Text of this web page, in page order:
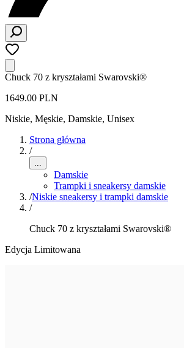
Chuck 70 z kryształami Swarovski®
1649.00 PLN
Niskie, Męskie, Damskie, Unisex
Strona główna
/
...
Damskie
Trampki i sneakersy damskie
/Niskie sneakersy i trampki damskie
/
Chuck 70 z kryształami Swarovski®
Edycja Limitowana